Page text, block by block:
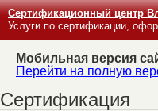
Сертификационный центр
Услуги по сертификации,
Мобильная версия
Перейти на полную
Сертификация